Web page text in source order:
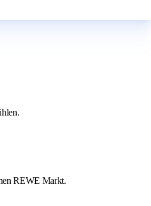
REWE Markt.